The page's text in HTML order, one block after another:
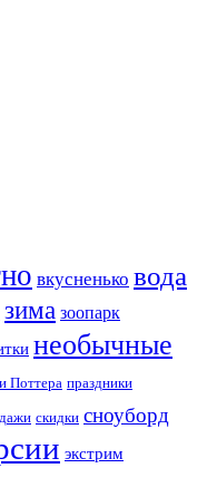
вкусненько вода
зима зоопарк
необычные
Поттера праздники
скидки сноуборд
экстрим